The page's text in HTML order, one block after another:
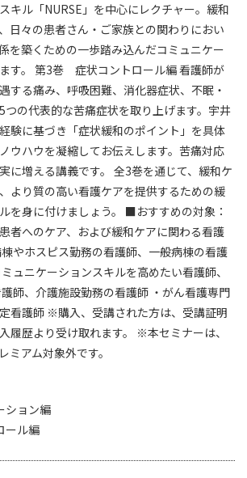
とうございました。 鎮静開始後の家族の
ごく印象的でした。 当院の緩和ケア病棟
レンス」を行なっているのですが、ケア
ない現状があり伝え方に悩んでしまし
っかり伝えていきたいと思いました。あ
た。
04/14(火)
訪問看護
った。
04/14(火)
病院(500床-)
なった 家族への関わり方を学ぶことがで
教育施設
キル「NURSE」を中心にレクチャー。緩和
日々の患者さん・ご家族との関わりにおい
を築くための一歩踏み込んだコミュニケー
す。 第3巻 症状コントロール編 看護師が
する痛み、呼吸困難、消化器症状、不眠・
つの代表的な苦痛症状を取り上げます。宇井
験に基づき「症状緩和のポイント」を具体
ウハウを凝縮してお伝えします。苦痛対応
に増える講義です。 全3巻を通じて、緩和ケ
より質の高い看護ケアを提供するための緩
を身に付けましょう。 ■おすすめの対象：
者へのケア、および緩和ケアに関わる看護
やホスピス勤務の看護師、一般病棟の看護
ュニケーションスキルを高めたい看護師、
師、介護施設勤務の看護師 ・がん看護専門
看護師 ※購入、受講された方は、受講証明
履歴より受け取れます。 ※本セミナーは、
ミアム対象外です。
ョン編
ール編